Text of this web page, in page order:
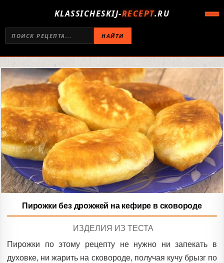
KLASSICHESKIJ-RECEPT.RU
НАЙТИ
Пирожки без дрожжей на кефире в сковороде
POSTED
ИЗДЕЛИЯ ИЗ ТЕСТА
Пирожки по этому рецепту не нужно ни запекать в
духовке, ни жарить на сковороде, получая кучу брызг по